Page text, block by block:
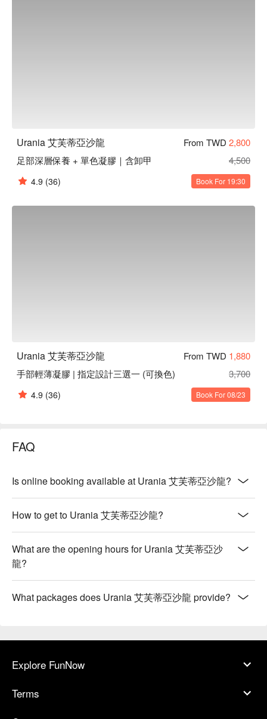
Urania 艾芙蒂亞沙龍 From TWD 2,800
足部深層保養 + 單色凝膠｜含卸甲
4,500
4.9 (36) Book For 19:30
Urania 艾芙蒂亞沙龍 From TWD 1,880
手部輕薄凝膠 | 指定設計三選一 (可換色)
3,700
4.9 (36) Book For 08/23
FAQ
Is online booking available at Urania 艾芙蒂亞沙龍?
How to get to Urania 艾芙蒂亞沙龍?
What are the opening hours for Urania 艾芙蒂亞沙
龍?
What packages does Urania 艾芙蒂亞沙龍 provide?
Explore FunNow
Terms